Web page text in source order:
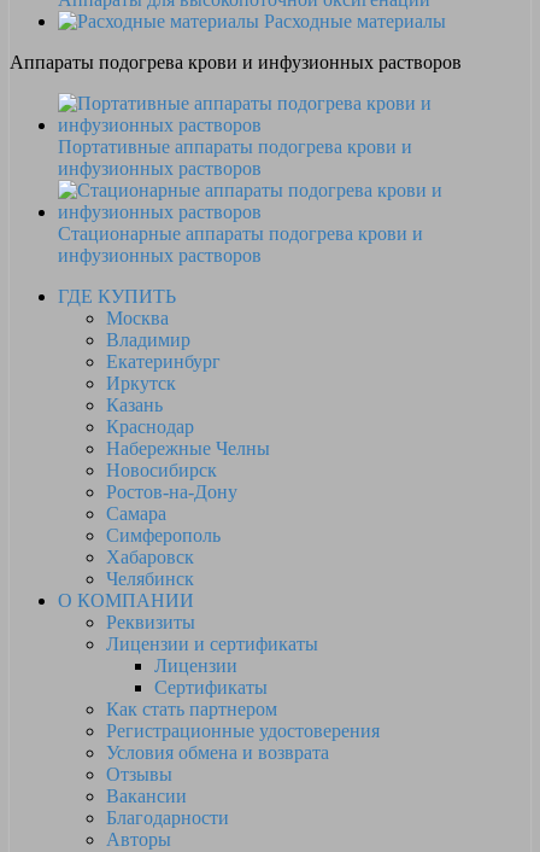
Расходные материалы
Аппараты подогрева крови и инфузионных растворов
Портативные аппараты подогрева крови и
инфузионных растворов
Стационарные аппараты подогрева крови и
инфузионных растворов
ГДЕ КУПИТЬ
Москва
Владимир
Екатеринбург
Иркутск
Казань
Краснодар
Набережные Челны
Новосибирск
Ростов-на-Дону
Самара
Симферополь
Хабаровск
Челябинск
О КОМПАНИИ
Реквизиты
Лицензии и сертификаты
Лицензии
Сертификаты
Как стать партнером
Регистрационные удостоверения
Условия обмена и возврата
Отзывы
Вакансии
Благодарности
Авторы